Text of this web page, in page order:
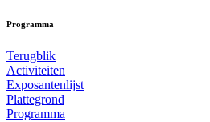
Programma
Terugblik
Activiteiten
Exposantenlijst
Plattegrond
Programma